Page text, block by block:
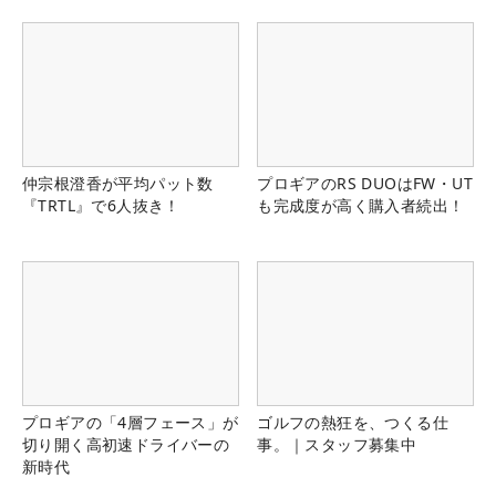
仲宗根澄香が平均パット数
『TRTL』で6人抜き！
プロギアのRS DUOはFW・UT
も完成度が高く購入者続出！
プロギアの「4層フェース」が
切り開く高初速ドライバーの
新時代
ゴルフの熱狂を、つくる仕
事。｜スタッフ募集中